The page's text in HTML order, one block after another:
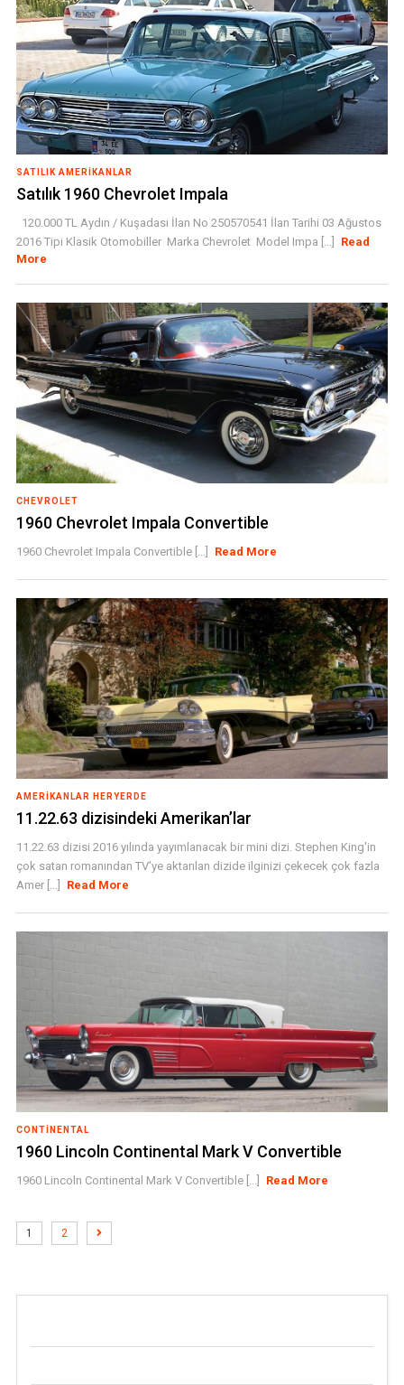
SATILIK AMERIKANLAR
Satılık 1960 Chevrolet Impala
120.000 TL Aydın / Kuşadası İlan No 250570541 İlan Tarihi 03 Ağustos
2016 Tipi Klasik Otomobiller Marka Chevrolet Model Impa [...]
Read
More
CHEVROLET
1960 Chevrolet Impala Convertible
1960 Chevrolet Impala Convertible [...] Read More
AMERIKANLAR HERYERDE
11.22.63 dizisindeki Amerikan’lar
11.22.63 dizisi 2016 yılında yayımlanacak bir mini dizi. Stephen King'in
çok satan romanından TV'ye aktarılan dizide ilginizi çekecek çok fazla
Amer [...]
Read More
CONTINENTAL
1960 Lincoln Continental Mark V Convertible
1960 Lincoln Continental Mark V Convertible [...] Read More
1 2